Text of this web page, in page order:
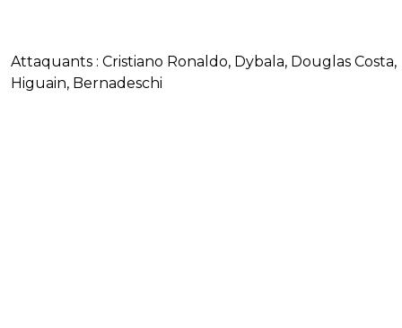
Attaquants : Cristiano Ronaldo, Dybala, Douglas Costa,
Higuain, Bernadeschi